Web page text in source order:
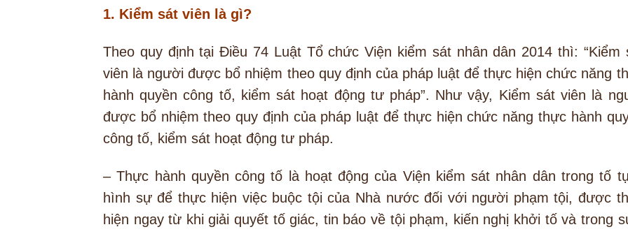
1. Kiểm sát viên là gì?
Theo quy định tại Điều 74 Luật Tổ chức Viện kiểm sát nhân dân 2014 thì: “Kiểm
viên là người được bổ nhiệm theo quy định của pháp luật để thực hiện chức năng
hành quyền công tố, kiểm sát hoạt động tư pháp”. Như vậy, Kiểm sát viên là
được bổ nhiệm theo quy định của pháp luật để thực hiện chức năng thực hành
công tố, kiểm sát hoạt động tư pháp.
– Thực hành quyền công tố là hoạt động của Viện kiểm sát nhân dân trong tố
hình sự để thực hiện việc buộc tội của Nhà nước đối với người phạm tội, được
hiện ngay từ khi giải quyết tố giác, tin báo về tội phạm, kiến nghị khởi tố và trong